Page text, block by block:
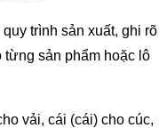
trình sản xuất, ghi rõ
sản phẩm hoặc lô
vải, cái (cái) cho cúc,